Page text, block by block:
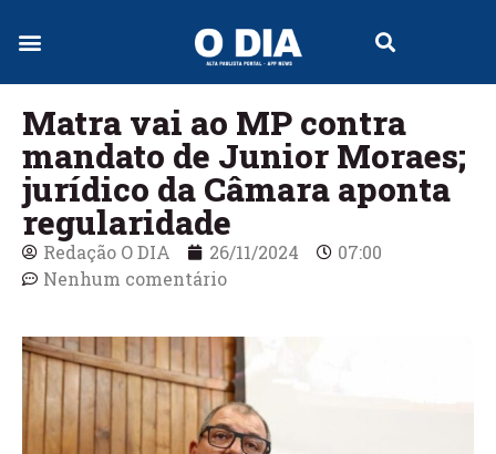
Matra vai ao MP contra
mandato de Junior Moraes;
jurídico da Câmara aponta
regularidade
Redação O DIA 26/11/2024
07:00
Nenhum comentário